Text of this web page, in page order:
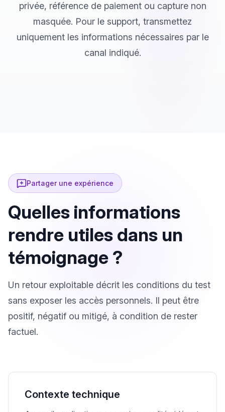
privée, référence de paiement ou capture non
masquée. Pour le support, transmettez
uniquement les informations nécessaires par le
canal indiqué.
Partager une expérience
Quelles informations
rendre utiles dans un
témoignage ?
Un retour exploitable décrit les conditions du test
sans exposer les accès personnels. Il peut être
positif, négatif ou mitigé, à condition de rester
factuel.
Contexte technique